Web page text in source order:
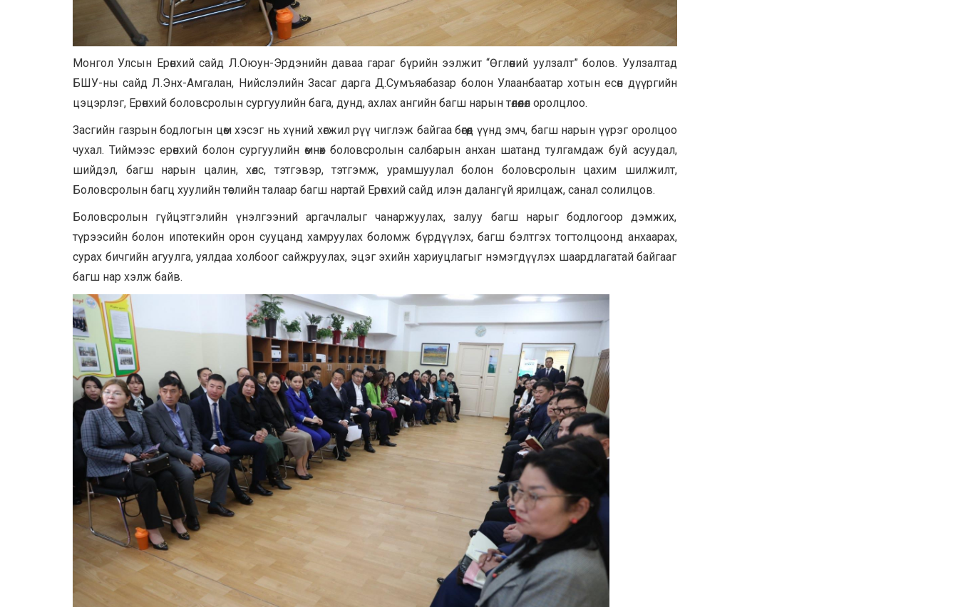
Монгол Улсын Ерөнхий сайд Л.Оюун-Эрдэнийн даваа гараг бүрийн ээлжит “Өглөөний уулзалт” болов. Уулзалтад
БШУ-ны сайд Л.Энх-Амгалан, Нийслэлийн Засаг дарга Д.Сумъяабазар болон Улаанбаатар хотын есөн дүүргийн
цэцэрлэг, Ерөнхий боловсролын сургуулийн бага, дунд, ахлах ангийн багш нарын төлөөлөл оролцлоо.
Засгийн газрын бодлогын цөм хэсэг нь хүний хөгжил рүү чиглэж байгаа бөгөөд үүнд эмч, багш нарын үүрэг оролцоо
чухал. Тиймээс ерөнхий болон сургуулийн өмнөх боловсролын салбарын анхан шатанд тулгамдаж буй асуудал,
шийдэл, багш нарын цалин, хөлс, тэтгэвэр, тэтгэмж, урамшуулал болон боловсролын цахим шилжилт,
Боловсролын багц хуулийн төслийн талаар багш нартай Ерөнхий сайд илэн далангүй ярилцаж, санал солилцов.
Боловсролын гүйцэтгэлийн үнэлгээний аргачлалыг чанаржуулах, залуу багш нарыг бодлогоор дэмжих,
түрээсийн болон ипотекийн орон сууцанд хамруулах боломж бүрдүүлэх, багш бэлтгэх тогтолцоонд анхаарах,
сурах бичгийн агуулга, уялдаа холбоог сайжруулах, эцэг эхийн хариуцлагыг нэмэгдүүлэх шаардлагатай байгааг
багш нар хэлж байв.